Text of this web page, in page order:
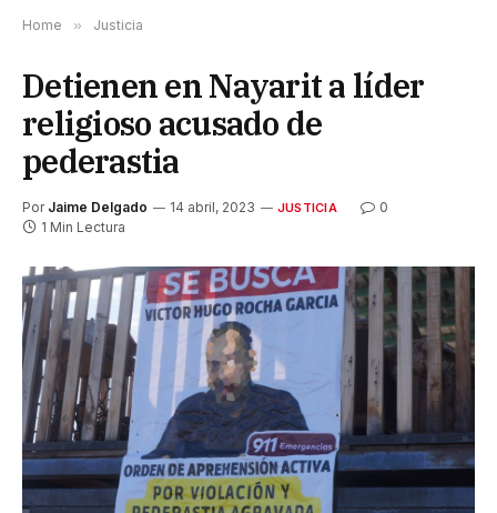
Home » Justicia
Detienen en Nayarit a líder
religioso acusado de
pederastia
Por Jaime Delgado 14 abril, 2023 JUSTICIA
0
1 Min Lectura